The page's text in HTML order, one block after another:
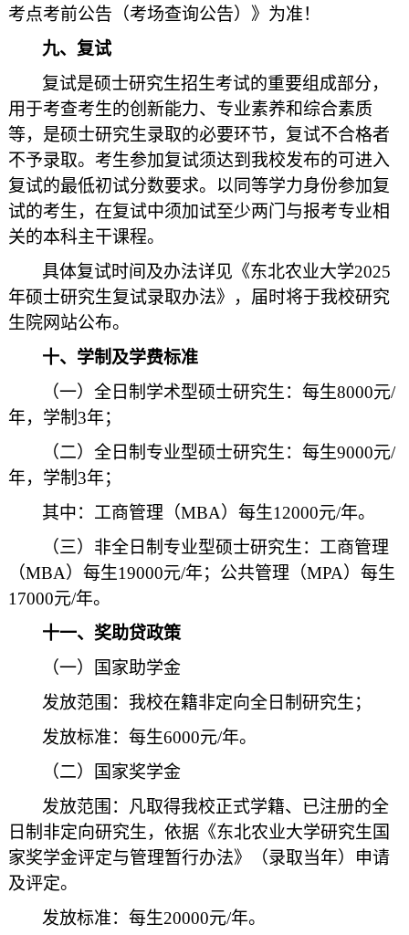
考点考前公告（考场查询公告）》为准！
九、复试
复试是硕士研究生招生考试的重要组成部分，
用于考查考生的创新能力、专业素养和综合素质
等，是硕士研究生录取的必要环节，复试不合格者
不予录取。考生参加复试须达到我校发布的可进入
复试的最低初试分数要求。以同等学力身份参加复
试的考生，在复试中须加试至少两门与报考专业相
关的本科主干课程。
具体复试时间及办法详见《东北农业大学2025
年硕士研究生复试录取办法》，届时将于我校研究
生院网站公布。
十、学制及学费标准
（一）全日制学术型硕士研究生：每生8000元/
年，学制3年；
（二）全日制专业型硕士研究生：每生9000元/
年，学制3年；
其中：工商管理（MBA）每生12000元/年。
（三）非全日制专业型硕士研究生：工商管理
（MBA）每生19000元/年；公共管理（MPA）每生
17000元/年。
十一、奖助贷政策
（一）国家助学金
发放范围：我校在籍非定向全日制研究生；
发放标准：每生6000元/年。
（二）国家奖学金
发放范围：凡取得我校正式学籍、已注册的全
日制非定向研究生，依据《东北农业大学研究生国
家奖学金评定与管理暂行办法》（录取当年）申请
及评定。
发放标准：每生20000元/年。